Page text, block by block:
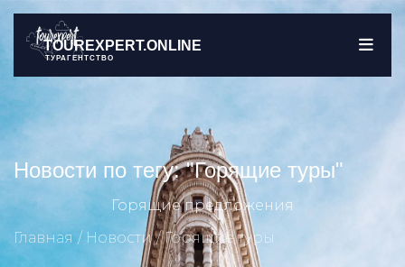
TOUREXPERT.ONLINE
ТУРАГЕНТСТВО
Новости по тегу: "Горящие туры"
Горящие предложения
Главная
Новости Горящие туры